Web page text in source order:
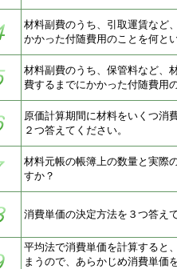
材料副費のうち、引取運賃など
かかった付随費用のことを何と
材料副費のうち、保管料など、
費するまでにかかった付随費用
原価計算期間に材料をいくつ消
２つ答えてください。
材料元帳の帳簿上の数量と実際
すか？
消費単価の決定方法を３つ答え
平均法で消費単価を計算すると
まうので、あらかじめ消費単価